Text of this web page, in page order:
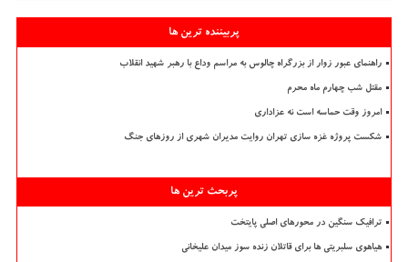
پربیننده ترین ها
راهنمای عبور زوار از بزرگراه چالوس به مراسم وداع با رهبر شهید انقلاب
مقتل شب چهارم ماه محرم
امروز وقت حماسه است نه عزاداری
شکست پروژه غزه سازی تهران روایت مدیران شهری از روزهای جنگ
پربحث ترین ها
ترافیک سنگین در محورهای اصلی پایتخت
هیاهوی سلبریتی ها برای قاتلان زنده سوز میدان علیخانی